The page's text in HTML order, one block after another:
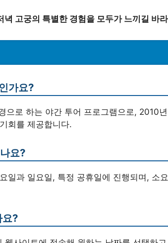
녁 고궁의 특별한 경험을 모두가 느끼길 바
가요?
으로 하는 야간 투어 프로그램으로, 2010
회를 제공합니다.
요?
일과 일요일, 특정 공휴일에 진행되며, 소
요?